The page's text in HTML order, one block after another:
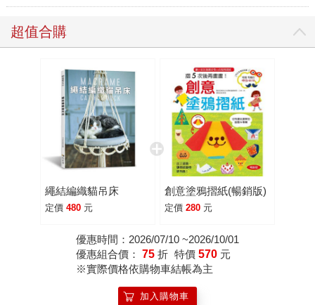
超值合購
繩結編織貓吊床
定價 480 元
創意塗鴉摺紙(暢銷版)
定價 280 元
優惠時間：2026/07/10 ~2026/10/01
優惠組合價： 75 折 特價 570 元
※實際價格依購物車結帳為主
加入購物車